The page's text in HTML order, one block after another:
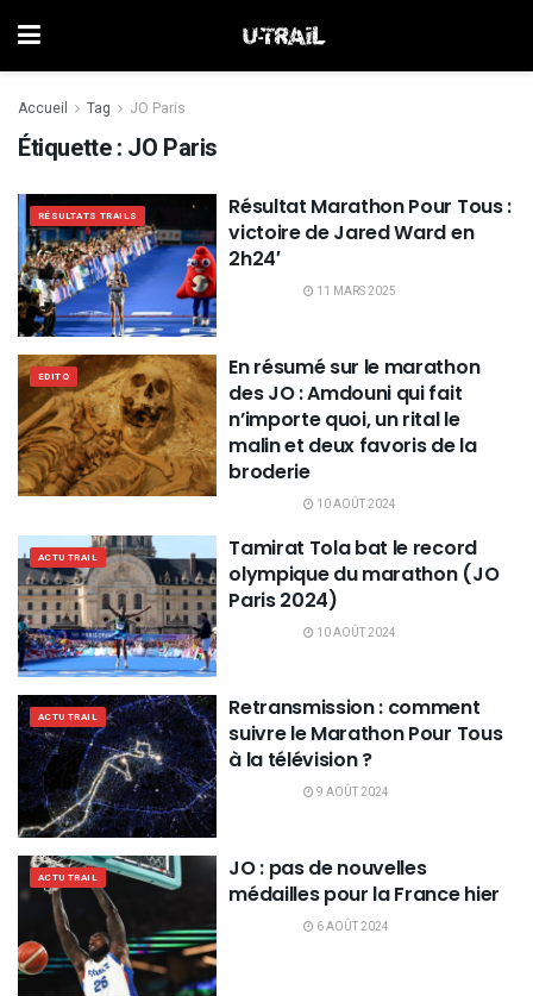
Accueil Tag JO Paris
Étiquette : JO Paris
RÉSULTATS TRAILS
Résultat Marathon Pour Tous :
victoire de Jared Ward en
2h24′
11 MARS 2025
EDITO
En résumé sur le marathon
des JO : Amdouni qui fait
n’importe quoi, un rital le
malin et deux favoris de la
broderie
10 AOÛT 2024
ACTU TRAIL
Tamirat Tola bat le record
olympique du marathon (JO
Paris 2024)
10 AOÛT 2024
ACTU TRAIL
Retransmission : comment
suivre le Marathon Pour Tous
à la télévision ?
9 AOÛT 2024
ACTU TRAIL
JO : pas de nouvelles
médailles pour la France hier
6 AOÛT 2024